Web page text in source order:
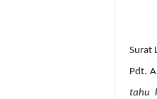
Surat
Pdt.
tahu